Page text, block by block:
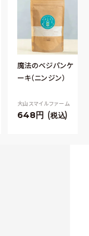
魔法のベジパンケ
ーキ（ニンジン）
大山スマイルファーム
648 税込